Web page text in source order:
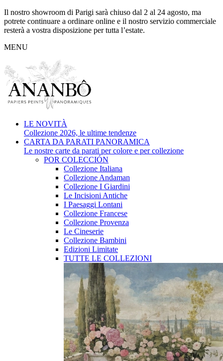
Il nostro showroom di Parigi sarà chiuso dal 2 al 24 agosto, ma
potrete continuare a ordinare online e il nostro servizio commerciale
resterà a vostra disposizione per tutta l’estate.
MENU
LE NOVITÀ
Collezione 2026, le ultime tendenze
CARTA DA PARATI PANORAMICA
Le nostre carte da parati per colore e per collezione
POR COLECCIÓN
Collezione Italiana
Collezione Andaman
Collezione I Giardini
Le Incisioni Antiche
I Paesaggi Lontani
Collezione Francese
Collezione Provenza
Le Cineserie
Collezione Bambini
Edizioni Limitate
TUTTE LE COLLEZIONI